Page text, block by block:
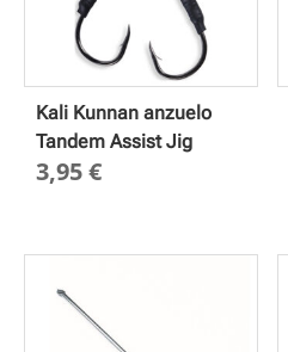
Kali Kunnan anzuelo
Tandem Assist Jig
3,95€